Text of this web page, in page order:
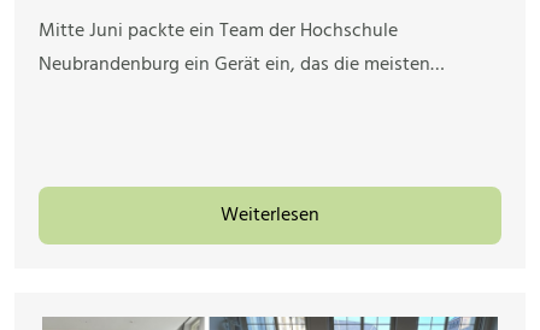
Mitte Juni packte ein Team der Hochschule
Neubrandenburg ein Gerät ein, das die meisten…
Weiterlesen